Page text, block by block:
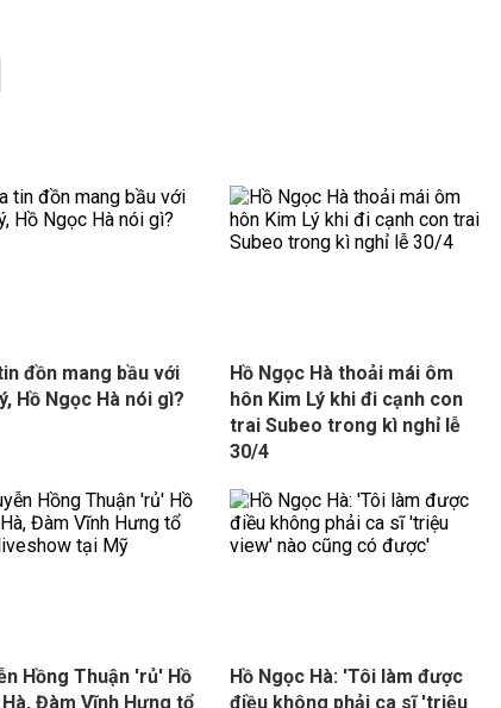
đồn mang bầu với
Hồ Ngọc Hà nói gì?
Hồ Ngọc Hà thoải mái ôm
hôn Kim Lý khi đi cạnh con
trai Subeo trong kì nghỉ lễ
30/4
Hồng Thuận 'rủ' Hồ
Đàm Vĩnh Hưng tổ
Hồ Ngọc Hà: 'Tôi làm được
điều không phải ca sĩ 'triệu